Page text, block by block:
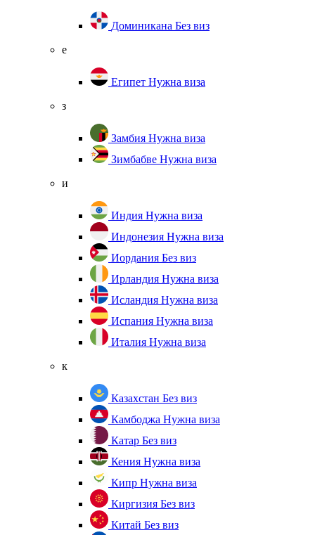
Доминикана Без виз
е
Египет Нужна виза
з
Замбия Нужна виза
Зимбабве Нужна виза
и
Индия Нужна виза
Индонезия Нужна виза
Иордания Без виз
Ирландия Нужна виза
Исландия Нужна виза
Испания Нужна виза
Италия Нужна виза
к
Казахстан Без виз
Камбоджа Нужна виза
Катар Без виз
Кения Нужна виза
Кипр Нужна виза
Киргизия Без виз
Китай Без виз